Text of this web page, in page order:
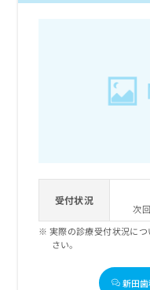
受付状況
次
実際の診療受付状況に
さい。
新田